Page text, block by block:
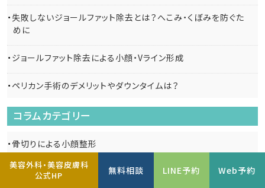
失敗しないジョールファット除去とは？へこみ・くぼみを防ぐた
めに
ジョールファット除去による小顔・Vライン形成
ペリカン手術のデメリットやダウンタイムは？
コラムカテゴリー
骨切りによる小顔整形
頬・顎下の脂肪吸引
美容外科・美容皮膚科
公式HP
無料相談 LINE予約 Web予約